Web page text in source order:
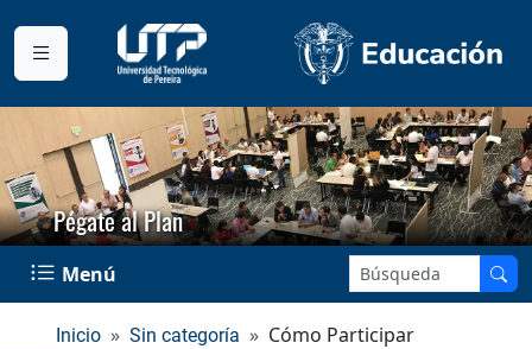
Pégate al Plan
Menú Buscar en el sitio:
Inicio Sin categoría Cómo Participar